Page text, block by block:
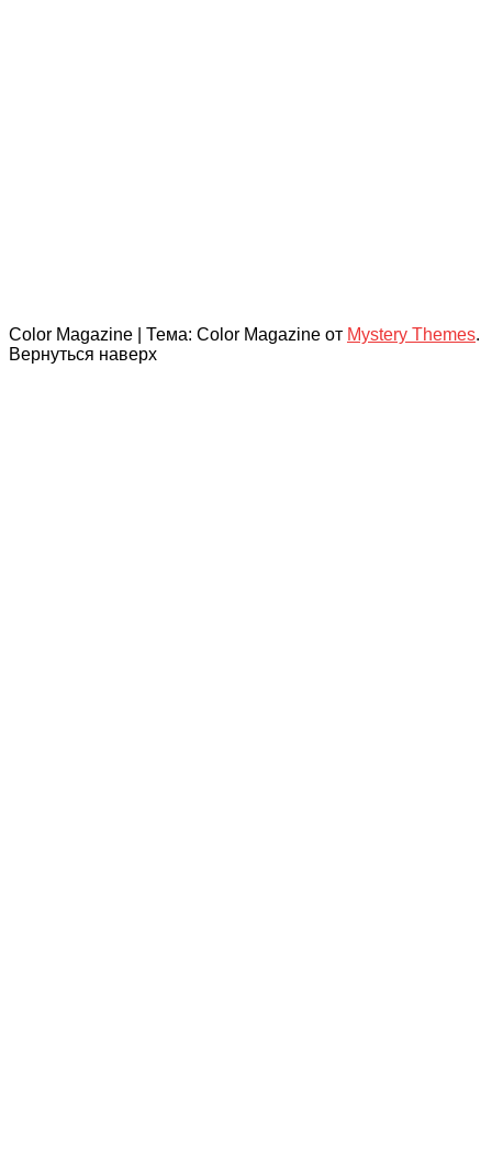
Color Magazine Тема: Color Magazine от Mystery Themes.
Вернуться наверх